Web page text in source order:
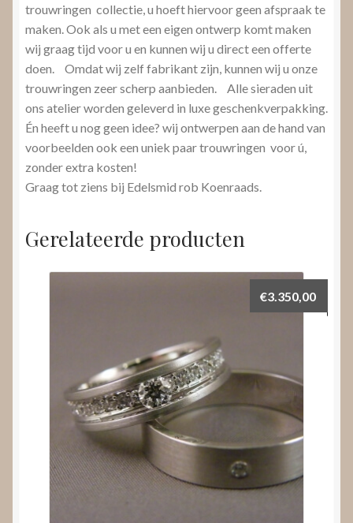
trouwringen collectie, u hoeft hiervoor geen afspraak te
maken. Ook als u met een eigen ontwerp komt maken
wij graag tijd voor u en kunnen wij u direct een offerte
doen. Omdat wij zelf fabrikant zijn, kunnen wij u onze
trouwringen zeer scherp aanbieden. Alle sieraden uit
ons atelier worden geleverd in luxe geschenkverpakking.
Én heeft u nog geen idee? wij ontwerpen aan de hand van
voorbeelden ook een uniek paar trouwringen voor ú,
zonder extra kosten!
Graag tot ziens bij Edelsmid rob Koenraads.
Gerelateerde producten
€3.350,00